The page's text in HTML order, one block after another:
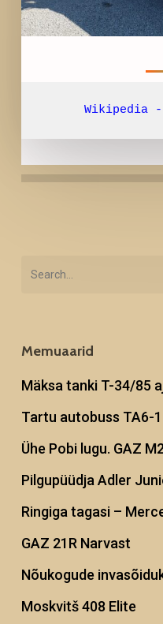
Wikipedia -
Memuaarid
Mäksa tanki T-34/85
Tartu autobuss TA6-1
Ühe Pobi lugu. GAZ
Pilgupüüdja Adler
Ringiga tagasi –
GAZ 21R Narvast
Nõukogude
Moskvitš 408 Elite